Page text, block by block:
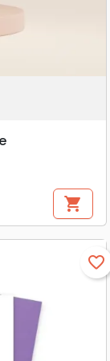
shopping_cart
favorite_border